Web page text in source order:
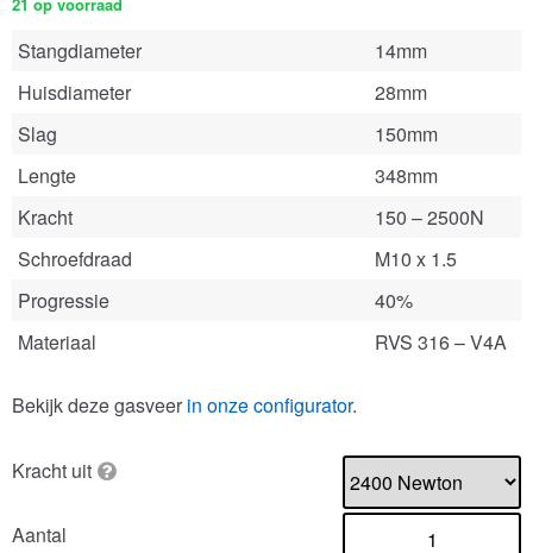
Stangdiameter
14mm
Huisdiameter
28mm
Slag
150mm
Lengte
348mm
Kracht
150 – 2500N
Schroefdraad
M10 x 1.5
Progressie
40%
Materiaal
RVS 316 – V4A
Bekijk deze gasveer in onze configurator.
Kracht uit
Aantal